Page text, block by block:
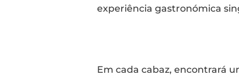
experiência gastronómica
Em cada cabaz, encontrará